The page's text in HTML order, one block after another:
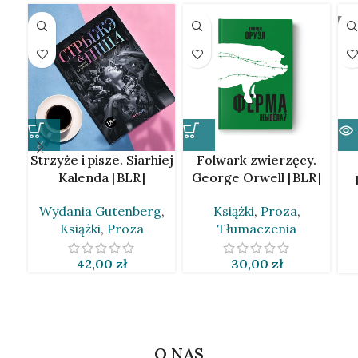
Strzyże i pisze. Siarhiej
Kalenda [BLR]
Wydania Gutenberg,
Książki, Proza
42,00 zł
Folwark zwierzęcy.
George Orwell [BLR]
Książki, Proza,
Tłumaczenia
30,00 zł
O NAS